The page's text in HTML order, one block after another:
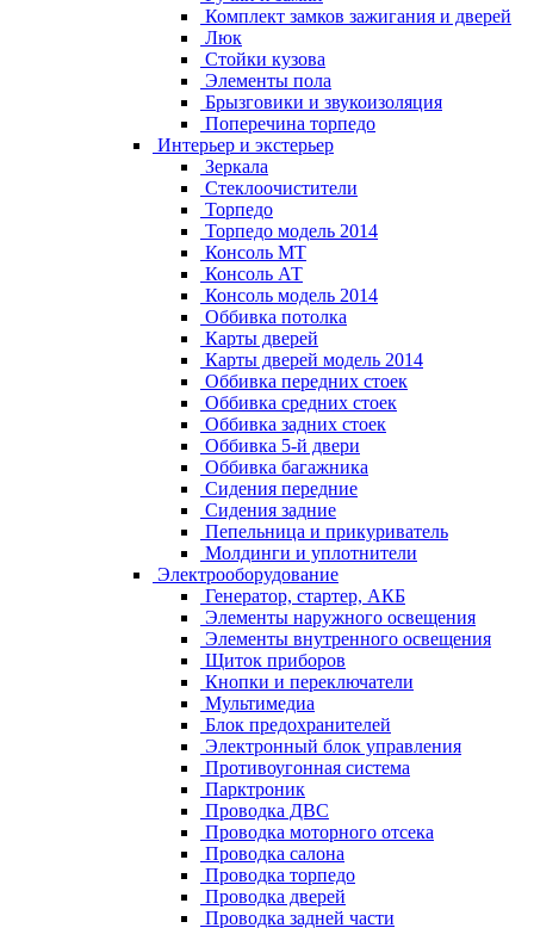
Комплект замков зажигания и дверей
Люк
Стойки кузова
Элементы пола
Брызговики и звукоизоляция
Поперечина торпедо
Интерьер и экстерьер
Зеркала
Стеклоочистители
Торпедо
Торпедо модель 2014
Консоль МТ
Консоль АТ
Консоль модель 2014
Оббивка потолка
Карты дверей
Карты дверей модель 2014
Оббивка передних стоек
Оббивка средних стоек
Оббивка задних стоек
Оббивка 5-й двери
Оббивка багажника
Сидения передние
Сидения задние
Пепельница и прикуриватель
Молдинги и уплотнители
Электрооборудование
Генератор, стартер, АКБ
Элементы наружного освещения
Элементы внутренного освещения
Щиток приборов
Кнопки и переключатели
Мультимедиа
Блок предохранителей
Электронный блок управления
Противоугонная система
Парктроник
Проводка ДВС
Проводка моторного отсека
Проводка салона
Проводка торпедо
Проводка дверей
Проводка задней части